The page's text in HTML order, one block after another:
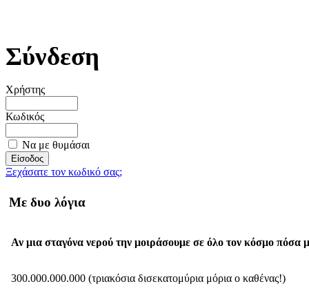
Σύνδεση
Χρήστης
Κωδικός
Να με θυμάσαι
Ξεχάσατε τον κωδικό σας;
Με δυο λόγια
Αν μια σταγόνα νερού την μοιράσουμε σε όλο τον κόσμο πόσα
300.000.000.000 (τριακόσια δισεκατομύρια μόρια ο καθένας!)